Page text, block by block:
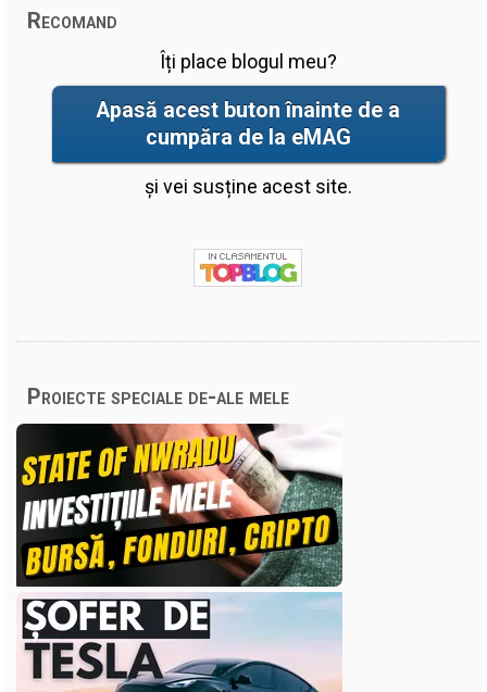
Recomand
Îți place blogul meu?
Apasă acest buton înainte de a
cumpăra de la eMAG
și vei susține acest site.
Proiecte speciale de-ale mele